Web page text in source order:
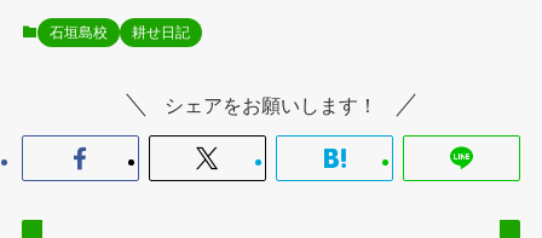
石垣島校 耕せ日記
シェアをお願いします！